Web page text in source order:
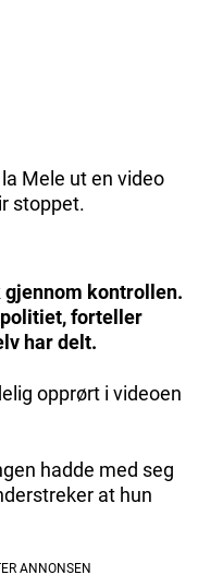
Mele ut en video
stoppet.
kontrollen.
politiet, forteller
har delt.
opprørt i videoen
hadde med seg
at hun